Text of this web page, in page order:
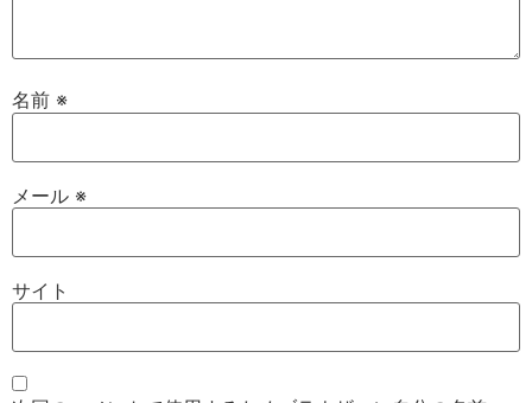
名前 ※
メール ※
サイト